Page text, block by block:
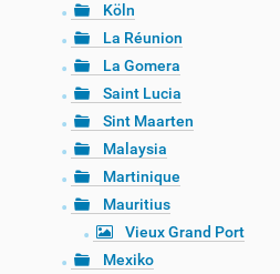
Köln
La Réunion
La Gomera
Saint Lucia
Sint Maarten
Malaysia
Martinique
Mauritius
Vieux Grand Port
Mexiko